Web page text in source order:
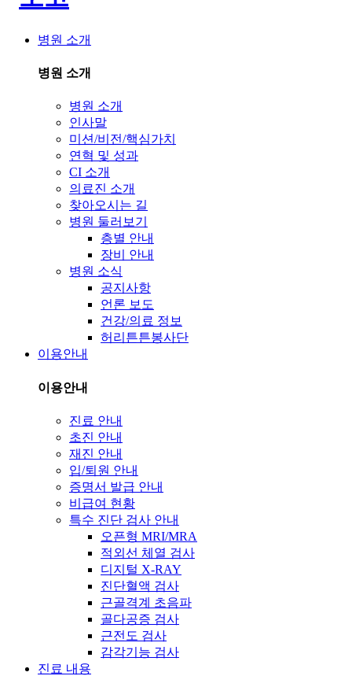
병원 소개
병원 소개
병원 소개
인사말
미션/비전/핵심가치
연혁 및 성과
CI 소개
의료진 소개
찾아오시는 길
병원 둘러보기
층별 안내
장비 안내
병원 소식
공지사항
언론 보도
건강/의료 정보
허리튼튼봉사단
이용안내
이용안내
진료 안내
초진 안내
재진 안내
입/퇴원 안내
증명서 발급 안내
비급여 현황
특수 진단 검사 안내
오픈형 MRI/MRA
적외선 체열 검사
디지털 X-RAY
진단혈액 검사
근골격계 초음파
골다공증 검사
근전도 검사
감각기능 검사
진료 내용